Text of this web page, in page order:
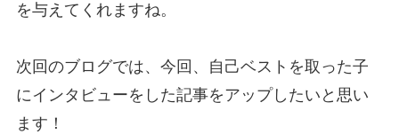
を与えてくれますね。
次回のブログでは、今回、自己ベストを取った子
にインタビューをした記事をアップしたいと思い
ます！